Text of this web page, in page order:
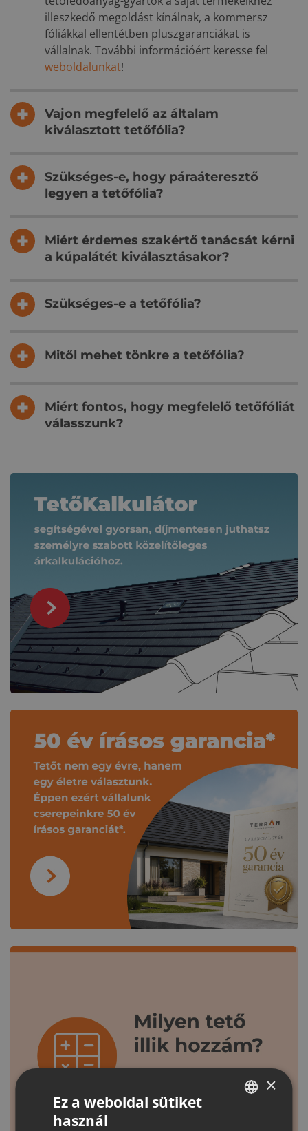
illeszkedő megoldást kínálnak, a kommersz
fóliákkal ellentétben pluszgaranciákat is
vállalnak. További információért keresse fel
weboldalunkat!
Vajon megfelelő az általam
kiválasztott tetőfólia?
Szükséges-e, hogy páraáteresztő
legyen a tetőfólia?
Miért érdemes szakértő tanácsát kérni
a kúpalátét kiválasztásakor?
Szükséges-e a tetőfólia?
Mitől mehet tönkre a tetőfólia?
Miért fontos, hogy megfelelő tetőfóliát
válasszunk?
×
Ez a weboldal sütiket
használ